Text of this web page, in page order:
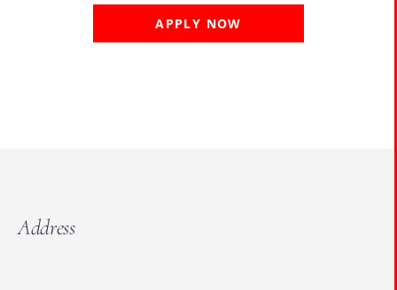
APPLY NOW
Address